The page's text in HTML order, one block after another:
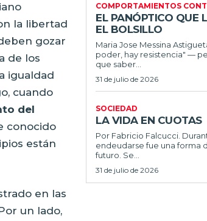
la libertad
gozar
de los
igualdad
cuando
del
conocido
están
en las
un lado,
COMPORTAMIENTOS
EL PANÓPTICO QUE
EL BOLSILLO
Maria Jose Messina Astigueta. "Donde
poder, hay resistencia" —
que saber...
31 de julio de 2026
SOCIEDAD
LA VIDA EN CUOTAS
Por Fabricio Falcucci. Durante mucho tiempo
endeudarse fue una forma
futuro. Se...
31 de julio de 2026